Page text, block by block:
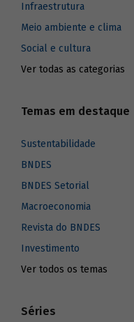
Infraestrutura
Meio ambiente e clima
Social e cultura
Ver todas as categorias
Temas em destaque
Sustentabilidade
BNDES
BNDES Setorial
Macroeconomia
Revista do BNDES
Investimento
Ver todos os temas
Séries